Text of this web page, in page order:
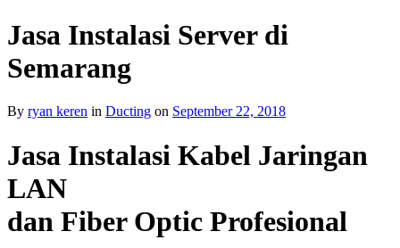
Jasa Instalasi Server di
Semarang
By ryan keren in Ducting on September 22, 2018
Jasa Instalasi Kabel Jaringan
LAN
dan Fiber Optic Profesional